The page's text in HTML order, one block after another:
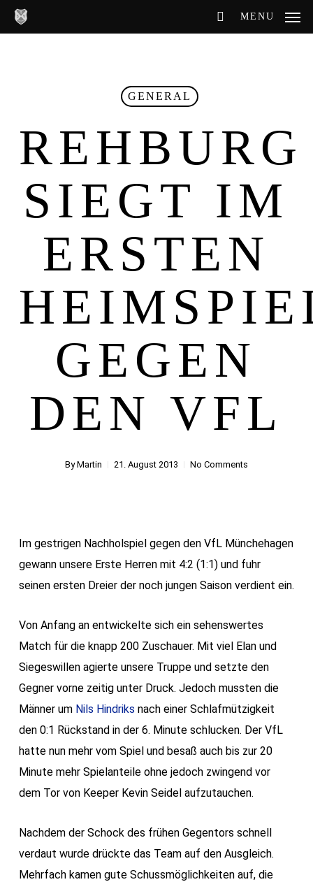
Skip
to
MENU
GENERAL
REHBURG
SIEGT IM
ERSTEN
GEGEN
DEN VFL
By Martin 21. August 2013 No Comments
Im gestrigen Nachholspiel gegen den VfL Münchehagen
gewann unsere Erste Herren mit 4:2 (1:1) und fuhr
seinen ersten Dreier der noch jungen Saison verdient ein.
Von Anfang an entwickelte sich ein sehenswertes
Match für die knapp 200 Zuschauer. Mit viel Elan und
Siegeswillen agierte unsere Truppe und setzte den
Gegner vorne zeitig unter Druck. Jedoch mussten die
Männer um Nils Hindriks nach einer Schlafmützigkeit
den 0:1 Rückstand in der 6. Minute schlucken. Der VfL
hatte nun mehr vom Spiel und besaß auch bis zur 20
Minute mehr Spielanteile ohne jedoch zwingend vor
dem Tor von Keeper Kevin Seidel aufzutauchen.
Nachdem der Schock des frühen Gegentors schnell
verdaut wurde drückte das Team auf den Ausgleich.
Mehrfach kamen gute Schussmöglichkeiten auf, die